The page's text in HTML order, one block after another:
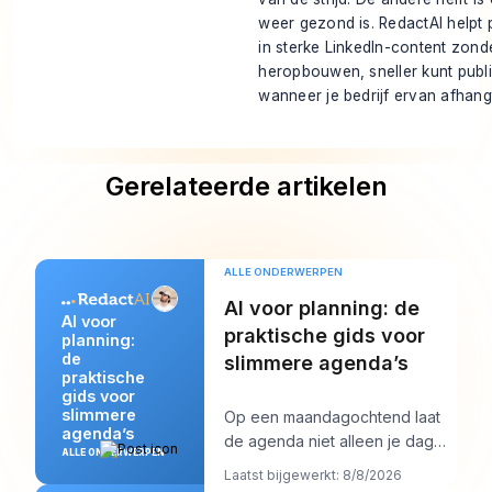
weer gezond is. RedactAI helpt
in sterke LinkedIn-content
heropbouwen, sneller kunt
wanneer je bedrijf ervan
Gerelateerde artikelen
AI voor
planning:
de
praktische
gids voor
slimmere
agenda’s
ALLE ONDERWERPEN
ALLE ONDERWERPEN
AI voor planning: de
praktische gids voor
slimmere agenda’s
Op een maandagochtend laat
de agenda niet alleen je dag
zien. Hij begint ermee te
Laatst bijgewerkt: 8/8/2026